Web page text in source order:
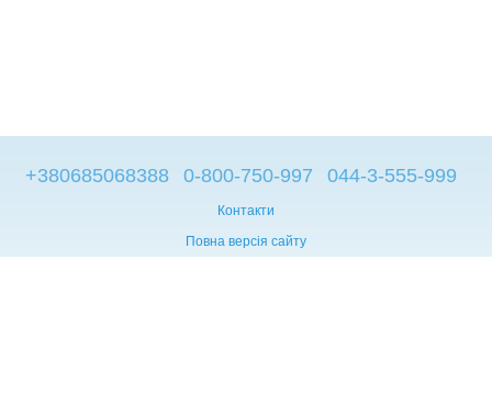
+380685068388 0-800-750-997 044-3-555-999
Контакти
Повна версія сайту